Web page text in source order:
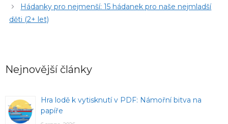
Hádanky pro nejmenší: 15 hádanek pro naše nejmladší
děti (2+ let)
Nejnovější články
Hra lodě k vytisknutí v PDF: Námořní bitva na
papíře